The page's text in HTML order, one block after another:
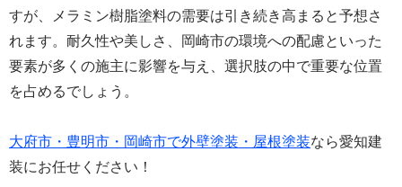
すが、メラミン樹脂塗料の需要は引き続き高まると予想さ
れます。耐久性や美しさ、岡崎市の環境への配慮といった
要素が多くの施主に影響を与え、選択肢の中で重要な位置
を占めるでしょう。
大府市・豊明市・岡崎市で外壁塗装・屋根塗装なら愛知建
装にお任せください！